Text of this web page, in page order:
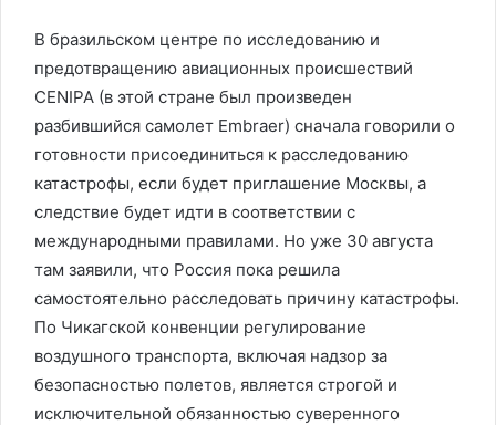
В бразильском центре по исследованию и
предотвращению авиационных происшествий
CENIPA (в этой стране был произведен
разбившийся самолет Embraer) сначала говорили о
готовности присоединиться к расследованию
катастрофы, если будет приглашение Москвы, а
следствие будет идти в соответствии с
международными правилами. Но уже 30 августа
там заявили, что Россия пока решила
самостоятельно расследовать причину катастрофы.
По Чикагской конвенции регулирование
воздушного транспорта, включая надзор за
безопасностью полетов, является строгой и
исключительной обязанностью суверенного